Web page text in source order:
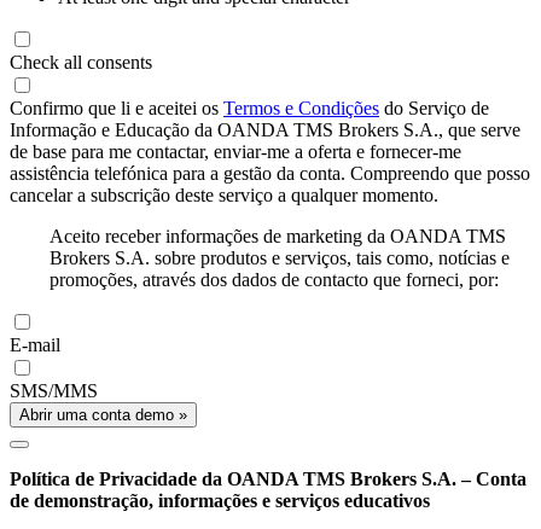
Check all consents
Confirmo que li e aceitei os Termos e Condições do Serviço de
Informação e Educação da OANDA TMS Brokers S.A., que serve
de base para me contactar, enviar-me a oferta e fornecer-me
assistência telefónica para a gestão da conta. Compreendo que posso
cancelar a subscrição deste serviço a qualquer momento.
Aceito receber informações de marketing da OANDA TMS
Brokers S.A. sobre produtos e serviços, tais como, notícias e
promoções, através dos dados de contacto que forneci, por:
E-mail
SMS/MMS
Abrir uma conta demo »
Política de Privacidade da OANDA TMS Brokers S.A. – Conta
de demonstração, informações e serviços educativos